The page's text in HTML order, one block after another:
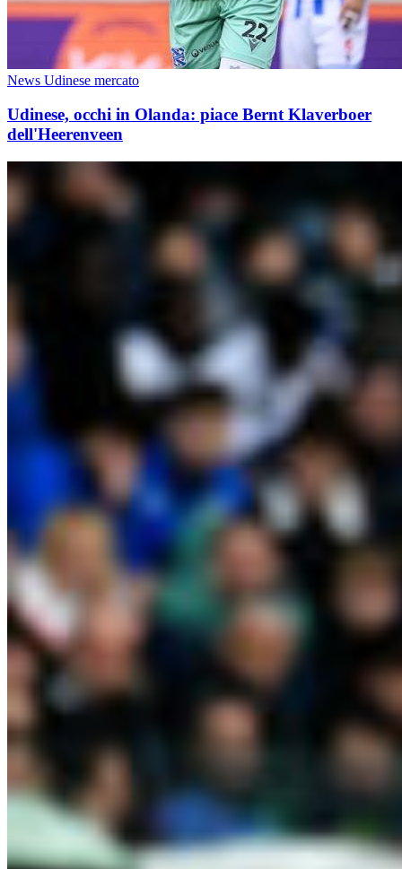
News Udinese mercato
Udinese, occhi in Olanda: piace Bernt Klaverboer
dell'Heerenveen